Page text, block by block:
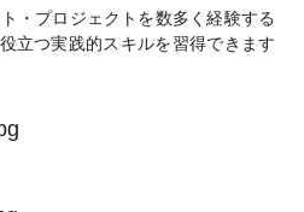
・プロジェクトを数多く経験する
立つ実践的スキルを習得できます